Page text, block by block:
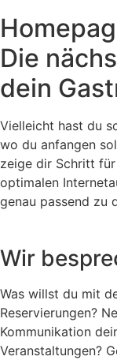
Die
dein
Vielleicht hast du
wo du anfangen
zeige dir Schritt
optimalen
genau passend zu
Wir
Was willst du mit
Reservierungen?
Kommunikation
Veranstaltungen?